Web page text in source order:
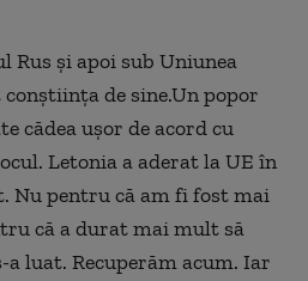
Rus şi apoi sub Uniunea
de sine.Un popor
cădea uşor de acord cu
Letonia a aderat la UE în
Nu pentru că am fi fost mai
că a durat mai mult să
a luat. Recuperăm acum. Iar